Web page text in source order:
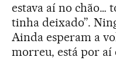
estava aí no chão…
tinha deixado”.
Ainda esperam a
morreu, está por aí